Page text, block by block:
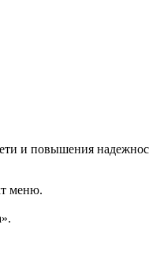
и повышения
меню.